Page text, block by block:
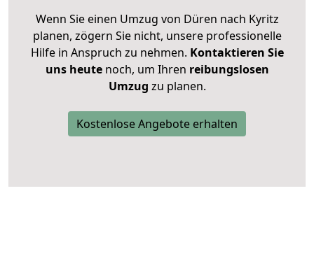
Wenn Sie einen Umzug von Düren nach Kyritz
planen, zögern Sie nicht, unsere professionelle
Hilfe in Anspruch zu nehmen. Kontaktieren Sie
uns heutenoch, um Ihren reibungslosen
Umzug zu planen.
Kostenlose Angebote erhalten